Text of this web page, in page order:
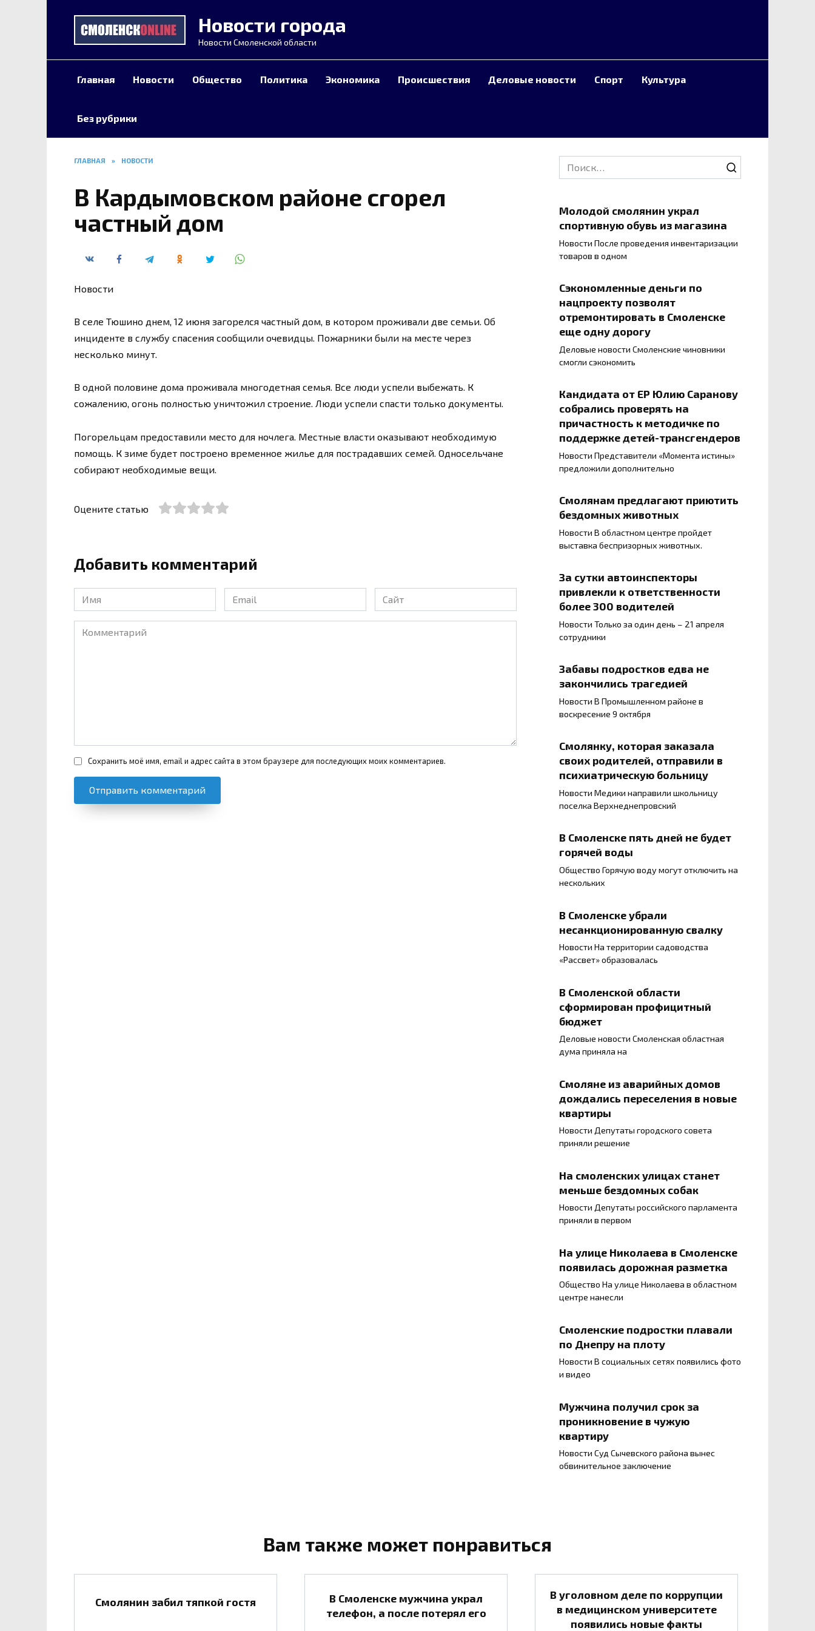
Новости города
Новости Смоленской области
Главная Новости Общество Политика Экономика Происшествия Деловые новости Спорт Культура
Без рубрики
ГЛАВНАЯ » НОВОСТИ
В Кардымовском районе сгорел
частный дом
Новости
В селе Тюшино днем, 12 июня загорелся частный дом, в котором проживали две семьи. Об
инциденте в службу спасения сообщили очевидцы. Пожарники были на месте через
несколько минут.
В одной половине дома проживала многодетная семья. Все люди успели выбежать. К
сожалению, огонь полностью уничтожил строение. Люди успели спасти только документы.
Погорельцам предоставили место для ночлега. Местные власти оказывают необходимую
помощь. К зиме будет построено временное жилье для пострадавших семей. Односельчане
собирают необходимые вещи.
Оцените статью
Добавить комментарий
Имя
*
Email
*
Сайт
Комментарий
Сохранить моё имя, email и адрес сайта в этом браузере для последующих моих комментариев.
Search
for:
Молодой смолянин украл
спортивную обувь из магазина
Новости После проведения инвентаризации
товаров в одном
Сэкономленные деньги по
нацпроекту позволят
отремонтировать в Смоленске
еще одну дорогу
Деловые новости Смоленские чиновники
смогли сэкономить
Кандидата от ЕР Юлию Саранову
собрались проверять на
причастность к методичке по
поддержке детей-трансгендеров
Новости Представители «Момента истины»
предложили дополнительно
Смолянам предлагают приютить
бездомных животных
Новости В областном центре пройдет
выставка беспризорных животных.
За сутки автоинспекторы
привлекли к ответственности
более 300 водителей
Новости Только за один день – 21 апреля
сотрудники
Забавы подростков едва не
закончились трагедией
Новости В Промышленном районе в
воскресение 9 октября
Смолянку, которая заказала
своих родителей, отправили в
психиатрическую больницу
Новости Медики направили школьницу
поселка Верхнеднепровский
В Смоленске пять дней не будет
горячей воды
Общество Горячую воду могут отключить на
нескольких
В Смоленске убрали
несанкционированную свалку
Новости На территории садоводства
«Рассвет» образовалась
В Смоленской области
сформирован профицитный
бюджет
Деловые новости Смоленская областная
дума приняла на
Смоляне из аварийных домов
дождались переселения в новые
квартиры
Новости Депутаты городского совета
приняли решение
На смоленских улицах станет
меньше бездомных собак
Новости Депутаты российского парламента
приняли в первом
На улице Николаева в Смоленске
появилась дорожная разметка
Общество На улице Николаева в областном
центре нанесли
Смоленские подростки плавали
по Днепру на плоту
Новости В социальных сетях появились фото
и видео
Мужчина получил срок за
проникновение в чужую
квартиру
Новости Суд Сычевского района вынес
обвинительное заключение
Вам также может понравиться
Смолянин забил тяпкой гостя
В Смоленске мужчина украл
телефон, а после потерял его
В уголовном деле по коррупции
в медицинском университете
появились новые факты